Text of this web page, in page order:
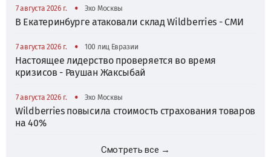
7 августа 2026 г. • Эхо Москвы
В Екатеринбурге атаковали склад Wildberries - СМИ
7 августа 2026 г. • 100 лиц Евразии
Настоящее лидерство проверяется во время
кризисов - Раушан Жаксыбай
7 августа 2026 г. • Эхо Москвы
Wildberries повысила стоимость страхования товаров
на 40%
Смотреть все →